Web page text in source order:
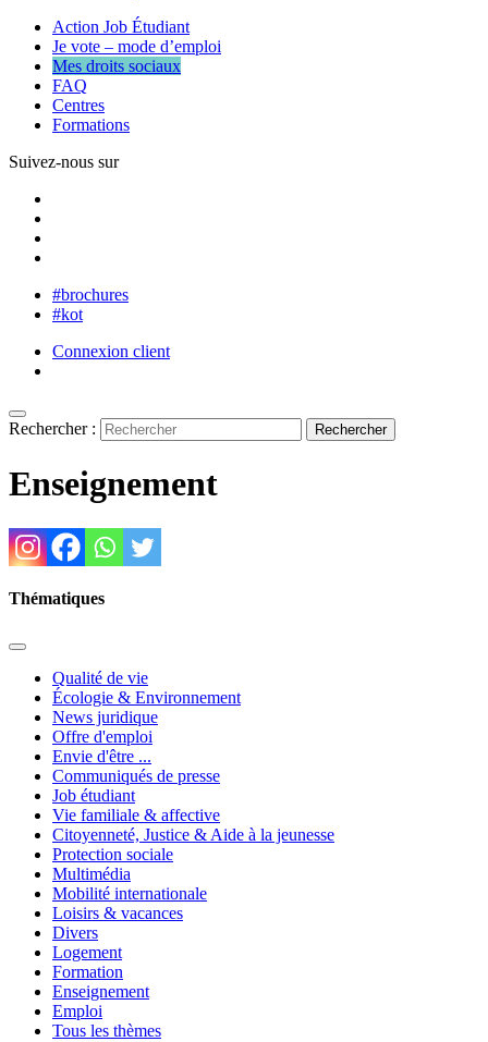
Action Job Étudiant
Je vote – mode d’emploi
Mes droits sociaux
FAQ
Centres
Formations
Suivez-nous sur
#brochures
#kot
Connexion client
Rechercher :
Enseignement
Thématiques
Qualité de vie
Écologie & Environnement
News juridique
Offre d'emploi
Envie d'être ...
Communiqués de presse
Job étudiant
Vie familiale & affective
Citoyenneté, Justice & Aide à la jeunesse
Protection sociale
Multimédia
Mobilité internationale
Loisirs & vacances
Divers
Logement
Formation
Enseignement
Emploi
Tous les thèmes